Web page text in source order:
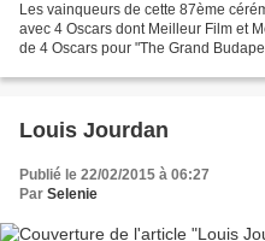
Les vainqueurs de cette 87ème
avec 4 Oscars dont Meilleur Film et
de 4 Oscars pour "The Grand
Louis Jourdan
Publié le 22/02/2015 à 06:27
Par Selenie